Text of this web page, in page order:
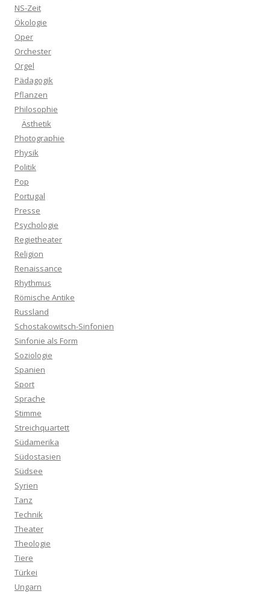
NS-Zeit
Ökologie
Oper
Orchester
Orgel
Pädagogik
Pflanzen
Philosophie
Ästhetik
Photographie
Physik
Politik
Pop
Portugal
Presse
Psychologie
Regietheater
Religion
Renaissance
Rhythmus
Römische Antike
Russland
Schostakowitsch-Sinfonien
Sinfonie als Form
Soziologie
Spanien
Sport
Sprache
Stimme
Streichquartett
Südamerika
Südostasien
Südsee
Syrien
Tanz
Technik
Theater
Theologie
Tiere
Türkei
Ungarn